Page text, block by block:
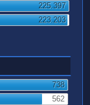
225.397
223.203
738
562